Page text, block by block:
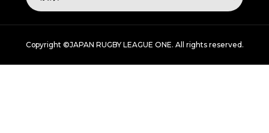
Copyright ©JAPAN RUGBY LEAGUE ONE. All rights reserved.